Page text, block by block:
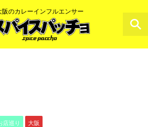
阪のカレーインフルエンサー
店巡り 大阪